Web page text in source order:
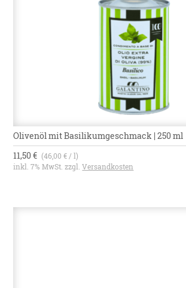
Olivenöl mit Basilikumgeschmack | 250 ml
11,50 € (46,00 € / l)
inkl. 7% MwSt. zzgl.Versandkosten